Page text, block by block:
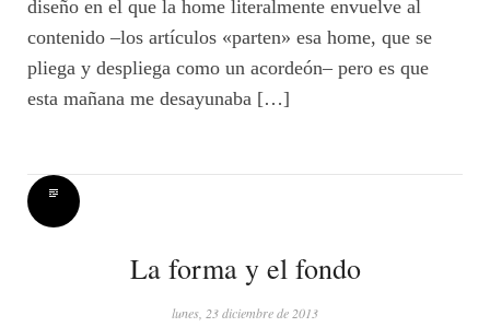
diseño en el que la home literalmente envuelve al
contenido –los artículos «parten» esa home, que se
pliega y despliega como un acordeón– pero es que
esta mañana me desayunaba […]
La forma y el fondo
lunes, 23 diciembre de 2013